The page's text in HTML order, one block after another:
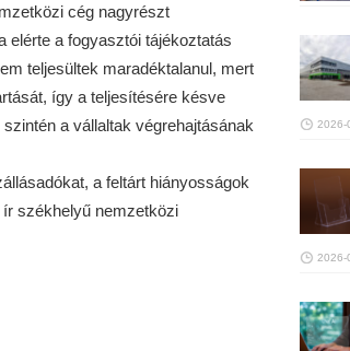
cég nagyrészt
elérte a fogyasztói tájékoztatás
teljesültek maradéktalanul, mert
így a teljesítésére késve
a vállaltak végrehajtásának
a feltárt hiányosságok
székhelyű nemzetközi
2026-
2026-